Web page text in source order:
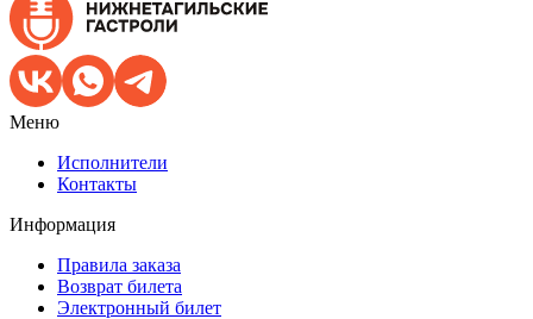
Меню
Исполнители
Контакты
Информация
Правила заказа
Возврат билета
Электронный билет